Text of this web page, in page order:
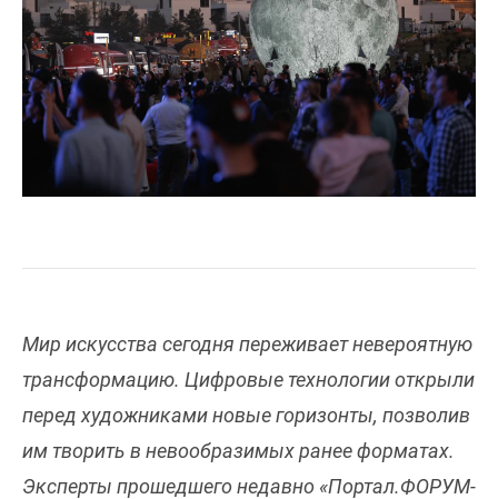
Мир искусства сегодня переживает невероятную
трансформацию. Цифровые технологии открыли
перед художниками новые горизонты, позволив
им творить в невообразимых ранее форматах.
Эксперты прошедшего недавно «Портал.ФОРУМ-